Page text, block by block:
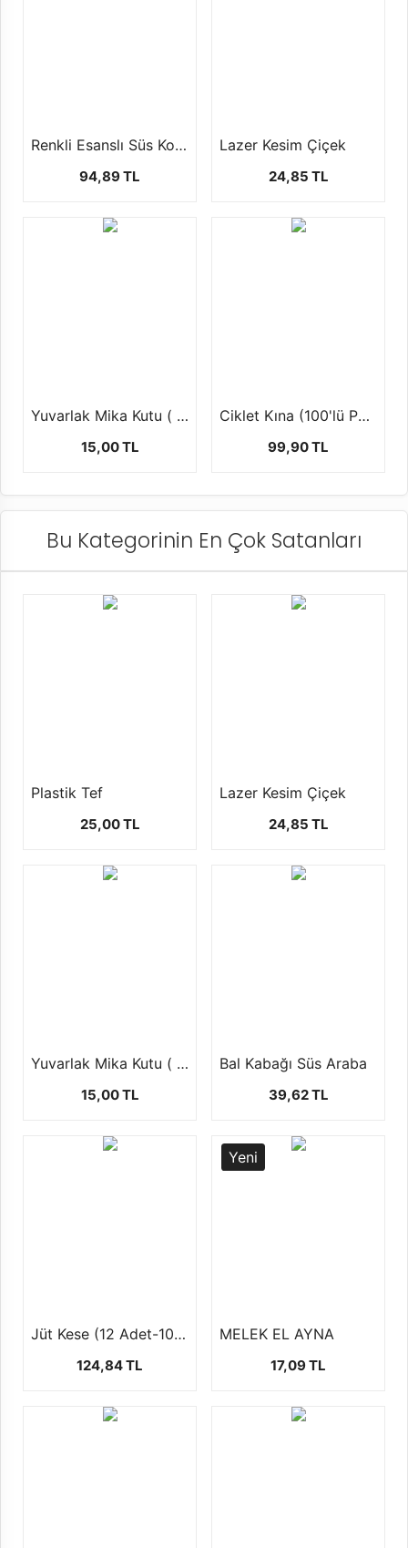
Renkli Esanslı Süs Kolanyası 1LT
94,89 TL
Lazer Kesim Çiçek
24,85 TL
Yuvarlak Mika Kutu ( şekerlik,mumluk ) 1 ad
15,00 TL
Ciklet Kına (100'lü Paket)
99,90 TL
Bu Kategorinin En Çok Satanları
Plastik Tef
25,00 TL
Lazer Kesim Çiçek
24,85 TL
Yuvarlak Mika Kutu ( şekerlik,mumluk ) 1 ad
15,00 TL
Bal Kabağı Süs Araba
39,62 TL
Jüt Kese (12 Adet-10x12cm)
124,84 TL
Yeni
MELEK EL AYNA
17,09 TL